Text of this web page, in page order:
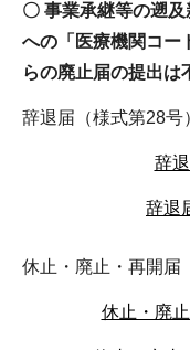
〇 事業承継等の遡
への「医療機関コー
らの廃止届の提出は
辞退届（様式第28号
辞
辞退
休止・廃止・再開届
休止・廃